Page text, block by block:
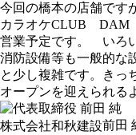
今回の橋本の店舗で
カラオケCLUB DAM
営業予定です。 いろ
消防設備等も一般的な
と少し複雑です。きっ
オープンを迎えられる
株式会社和秋建設前田